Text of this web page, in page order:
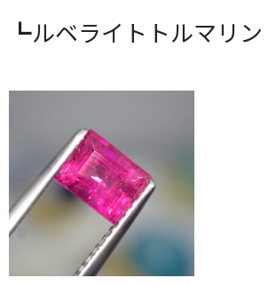
┗ルベライトトルマリン